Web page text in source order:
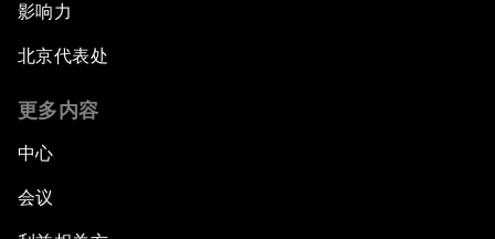
影响力
北京代表处
更多内容
中心
会议